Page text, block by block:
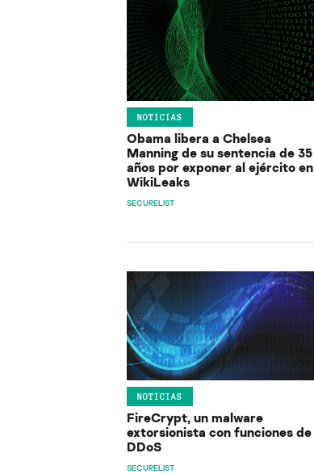
NOTICIAS
Obama libera a Chelsea
Manning de su sentencia de 35
años por exponer al ejército en
WikiLeaks
SECURELIST
NOTICIAS
FireCrypt, un malware
extorsionista con funciones de
DDoS
SECURELIST